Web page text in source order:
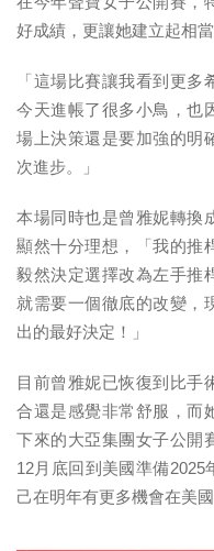
好成績，更讓她建立起相當
「這場比賽讓我看到更
今天進帳了很多小鳥，也
場上決策還是要加強的明
次進步。」
本場同時也是曾雅妮轉換
顯然十分理想，「我的推
毅然決定選擇改為左手推
就需要一個徹底的改變，
出的最好決定！」
目前曾雅妮已恢復到比手
合還是感覺非常舒服，而
下來的大亞集團女子公開
12月底回到美國準備2025
己在明年有更多機會在美國